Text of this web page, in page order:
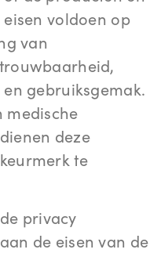
voldoen op
van
gebruiksgemak.
medische
deze
te
privacy
de eisen van de